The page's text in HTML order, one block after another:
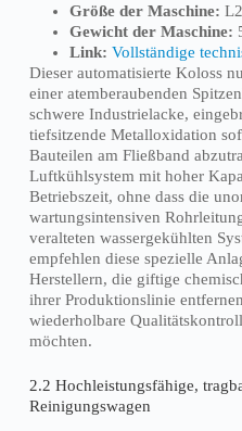
Größe der Maschine:
Gewicht der Maschine:
Link: Vollständige
Dieser automatisierte Koloss
einer atemberaubenden
schwere Industrielacke,
tiefsitzende Metalloxidation
Bauteilen am Fließband
Luftkühlsystem mit hoher
Betriebszeit, ohne dass die
wartungsintensiven
veralteten wassergekühlten
empfehlen diese spezielle
Herstellern, die giftige
ihrer Produktionslinie
wiederholbare
möchten.
2.2 Hochleistungsfähige,
Reinigungswagen